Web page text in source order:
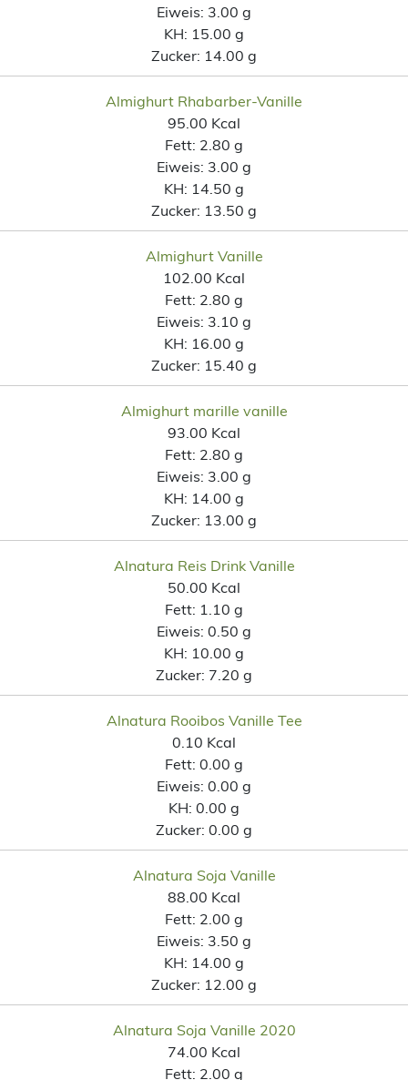
Eiweis: 3.00 g
KH: 15.00 g
Zucker: 14.00 g
Almighurt Rhabarber-Vanille
95.00 Kcal
Fett: 2.80 g
Eiweis: 3.00 g
KH: 14.50 g
Zucker: 13.50 g
Almighurt Vanille
102.00 Kcal
Fett: 2.80 g
Eiweis: 3.10 g
KH: 16.00 g
Zucker: 15.40 g
Almighurt marille vanille
93.00 Kcal
Fett: 2.80 g
Eiweis: 3.00 g
KH: 14.00 g
Zucker: 13.00 g
Alnatura Reis Drink Vanille
50.00 Kcal
Fett: 1.10 g
Eiweis: 0.50 g
KH: 10.00 g
Zucker: 7.20 g
Alnatura Rooibos Vanille Tee
0.10 Kcal
Fett: 0.00 g
Eiweis: 0.00 g
KH: 0.00 g
Zucker: 0.00 g
Alnatura Soja Vanille
88.00 Kcal
Fett: 2.00 g
Eiweis: 3.50 g
KH: 14.00 g
Zucker: 12.00 g
Alnatura Soja Vanille 2020
74.00 Kcal
Fett: 2.00 g